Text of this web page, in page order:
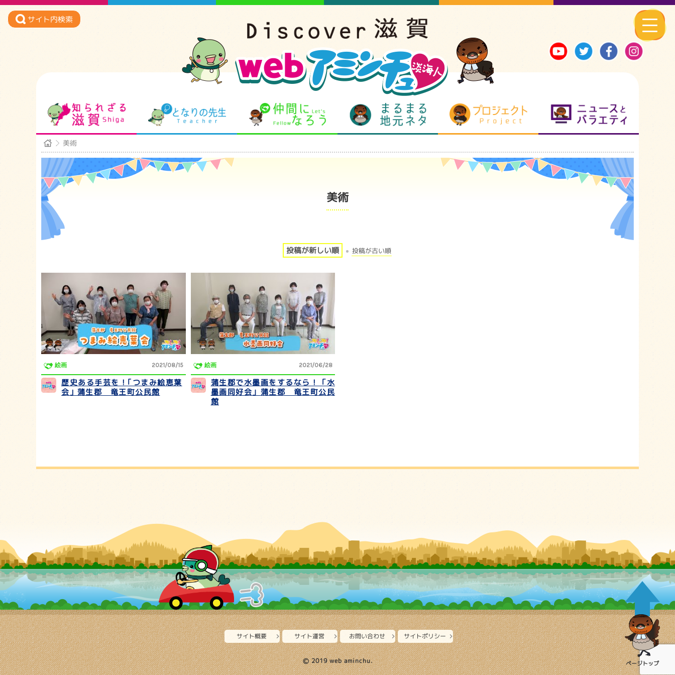
サイト内検索
知られざる滋賀 となりの先生 仲間になろう まるまる地元ネタ プロジェクト
美術
美術
投稿が新しい順 投稿が古い順
絵画 2021/08/15
歴史ある手芸を！｢つまみ絵恵葉
会｣ 蒲生郡 竜王町公民館
絵画 2021/06/28
蒲生郡で水墨画をするなら！「水
墨画同好会」蒲生郡 竜王町公民
館
サイト概要 サイト運営 お問い合わせ サイトポリシー
Ⓒ 2019 web aminchu. ページトップ